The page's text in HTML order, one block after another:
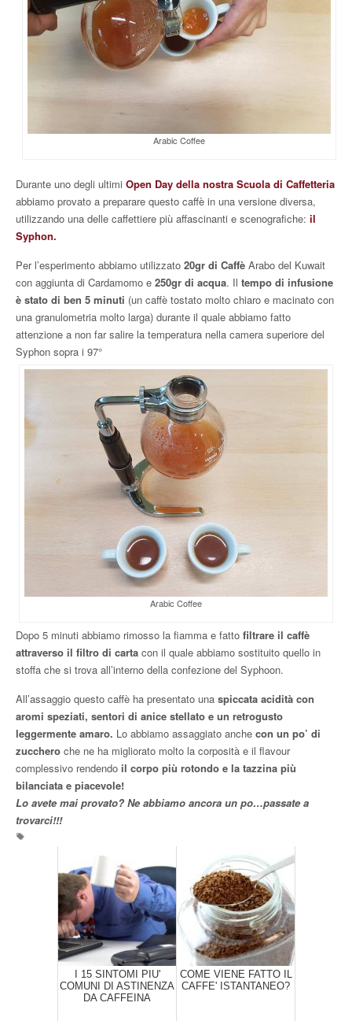
Arabic Coffee
Durante uno degli ultimi Open Day della nostra Scuola di Caffetteria
abbiamo provato a preparare questo caffè in una versione diversa,
utilizzando una delle caffettiere più affascinanti e scenografiche: il
Syphon.
Per l’esperimento abbiamo utilizzato 20gr di Caffè Arabo del Kuwait
con aggiunta di Cardamomo e 250gr di acqua. Il tempo di infusione
è stato di ben 5 minuti (un caffè tostato molto chiaro e macinato con
una granulometria molto larga) durante il quale abbiamo fatto
attenzione a non far salire la temperatura nella camera superiore del
Syphon sopra i 97°
Arabic Coffee
Dopo 5 minuti abbiamo rimosso la fiamma e fatto filtrare il caffè
attraverso il filtro di carta con il quale abbiamo sostituito quello in
stoffa che si trova all’interno della confezione del Syphoon.
All’assaggio questo caffè ha presentato una spiccata acidità con
aromi speziati, sentori di anice stellato e un retrogusto
leggermente amaro. Lo abbiamo assaggiato anche con un po’ di
zucchero che ne ha migliorato molto la corposità e il flavour
complessivo rendendo il corpo più rotondo e la tazzina più
bilanciata e piacevole!
Lo avete mai provato? Ne abbiamo ancora un po…passate a
trovarci!!!
I 15 SINTOMI PIU'
COMUNI DI ASTINENZA
DA CAFFEINA
COME VIENE FATTO IL
CAFFE' ISTANTANEO?